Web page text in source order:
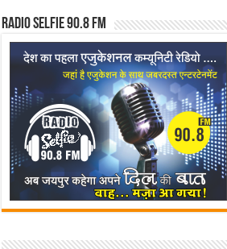
Radio Selfie 90.8 FM